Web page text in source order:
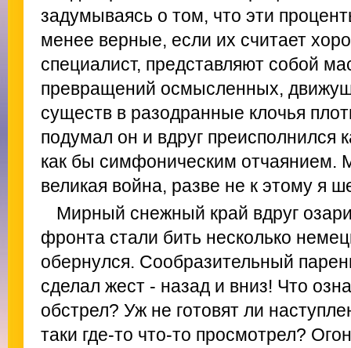
задумываясь о том, что эти
менее верные, если их считает
специалист, представляют собой
превращений осмысленных,
существ в разодранные клочья
подумал он и вдруг преисполнился
как бы симфоническим отчаянием.
великая война, разве не к этому я
Мирный снежный край вдруг
фронта стали бить несколько
обернулся. Сообразительный
сделал жест - назад и вниз! Что
обстрел? Уж не готовят ли
таки где-то что-то просмотрел?